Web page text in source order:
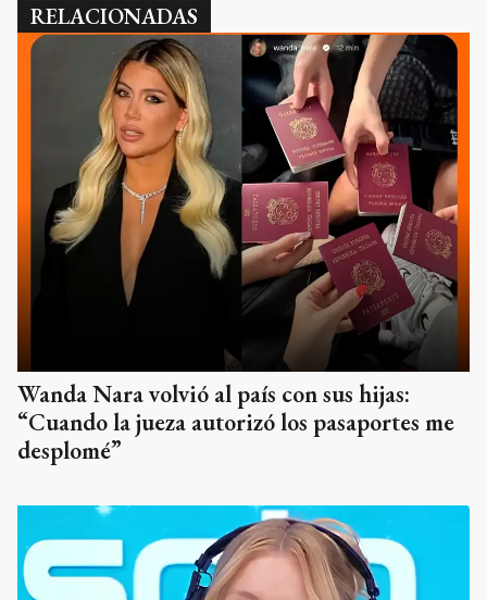
RELACIONADAS
Wanda Nara volvió al país con sus hijas:
“Cuando la jueza autorizó los pasaportes me
desplomé”